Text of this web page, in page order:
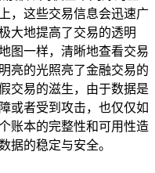
，这些交易信息会迅速广
大地提高了交易的透明
图一样，清晰地查看交易
亮的光照亮了金融交易的
交易的滋生，由于数据是
或者受到攻击，也仅仅如
账本的完整性和可用性造
据的稳定与安全。